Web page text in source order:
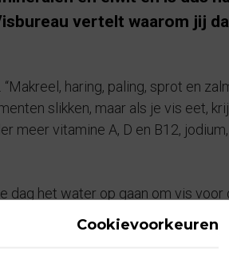
Cookievoorkeuren
vertelt waarom jij
haring, paling, sprot en
slikken, maar als je vis eet,
meer vitamine A, D en B12,
dag het water op gaan om vis voor
schrijft de Hartstichting. “70